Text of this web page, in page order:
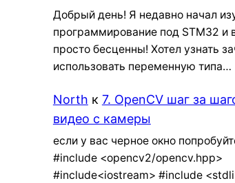
Добрый день! Я недавно начал
программирование под STM32 и
просто бесценны! Хотел узнать
использовать переменную типа…
North к 7. OpenCV шаг за
видео с камеры
если у вас черное окно
#include <opencv2/opencv.hpp>
#include<iostream> #include